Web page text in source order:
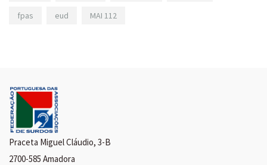
fpas eud MAI 112
Praceta Miguel Cláudio, 3-B
2700-585 Amadora